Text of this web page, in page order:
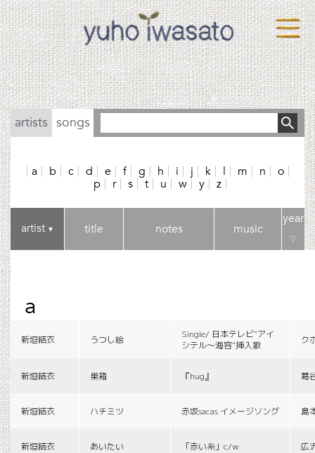
artists songs
a b c d e f g h i j k l m n
o
p
r s t u w y z
artist▼ title notes music
year
▽
a
新垣結衣 うつし絵
Single/ 日本テレビ“アイ
シテル〜海容”挿入歌
ク
新垣結衣 巣箱 『hug』 葛
新垣結衣 ハチミツ 赤坂sacas イメージソング 島
新垣結衣 あいたい 「赤い糸」c/w 広